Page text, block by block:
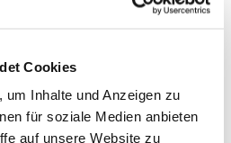
Cookies
Inhalte und Anzeigen zu
für soziale Medien anbieten
auf unsere Website zu